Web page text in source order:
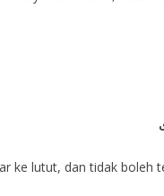
ke lutut, dan tidak boleh